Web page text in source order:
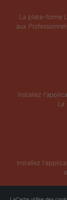
La plate-forme
aux
Installez
La
Installez